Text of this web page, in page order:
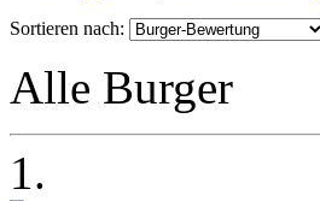
Sortieren nach:
Alle Burger
1.